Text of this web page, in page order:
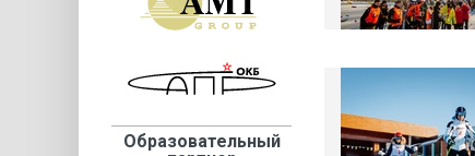
Образовательный